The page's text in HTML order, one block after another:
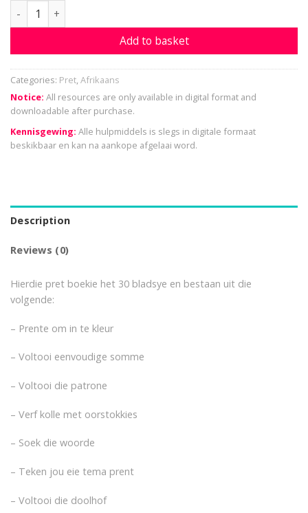
Superhelde tema boekie quantity
Add to basket
Categories: Pret,Afrikaans
Notice: All resources are only available in digital format and
downloadable after purchase.
Kennisgewing: Alle hulpmiddels is slegs in digitale formaat
beskikbaar en kan na aankope afgelaai word.
Description
Reviews (0)
Hierdie pret boekie het 30 bladsye en bestaan uit die
volgende:
– Prente om in te kleur
– Voltooi eenvoudige somme
– Voltooi die patrone
– Verf kolle met oorstokkies
– Soek die woorde
– Teken jou eie tema prent
– Voltooi die doolhof